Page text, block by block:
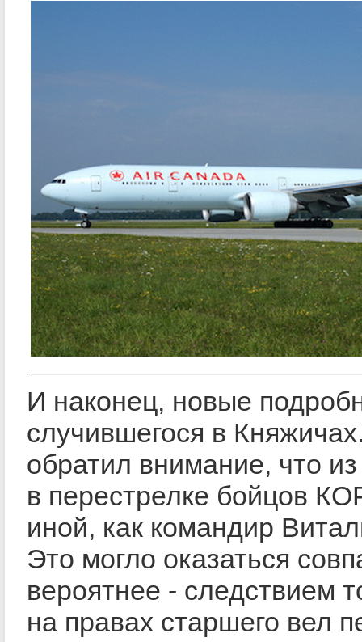
И наконец, новые
случившегося в
обратил внимание, что
в перестрелке бойцов
иной, как командир
Это могло оказаться
вероятнее - следствием
на правах старшего вел